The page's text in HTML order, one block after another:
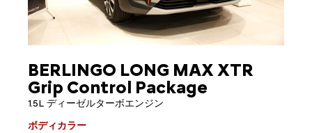
BERLINGO LONG MAX XTR
Grip Control Package
1.5L ディーゼルターボエンジン
ボディカラー